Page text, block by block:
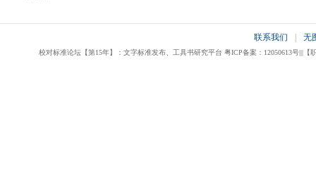
联系我们 无
校对标准论坛【第15年】：文字标准发布、工具书研究平台 粤ICP备案：12050613号|||【